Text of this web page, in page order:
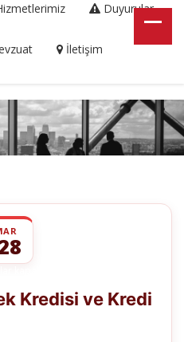
Duyurular
İletişim
Kredisi ve Kredi